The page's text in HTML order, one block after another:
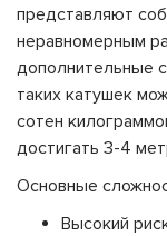
представляют
неравномерным
дополнительные
таких катушек
сотен
достигать 3-4
Основные
Высокий